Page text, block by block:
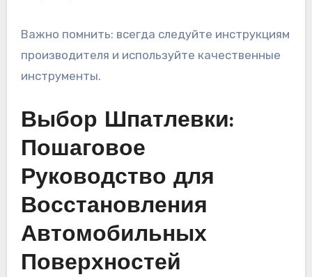
Важно помнить: всегда следуйте инструкциям
производителя и используйте качественные
инструменты.
Выбор Шпатлевки:
Пошаговое
Руководство для
Восстановления
Автомобильных
Поверхностей